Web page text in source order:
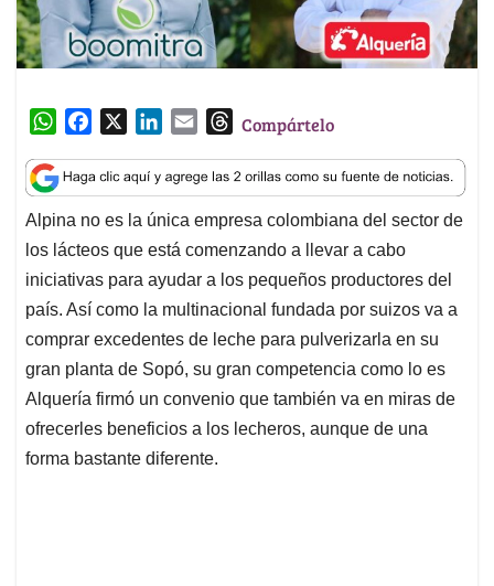
W
a
t
s
A
p
p
c
e
b
o
o
k
n
k
e
d
I
n
a
i
l
T
r
e
a
d
s
Compártelo
Alpina no es la única empresa colombiana del sector de
los lácteos que está comenzando a llevar a cabo
iniciativas para ayudar a los pequeños productores del
país. Así como la multinacional fundada por suizos va a
comprar excedentes de leche para pulverizarla en su
gran planta de Sopó, su gran competencia como lo es
Alquería firmó un convenio que también va en miras de
ofrecerles beneficios a los lecheros, aunque de una
forma bastante diferente.